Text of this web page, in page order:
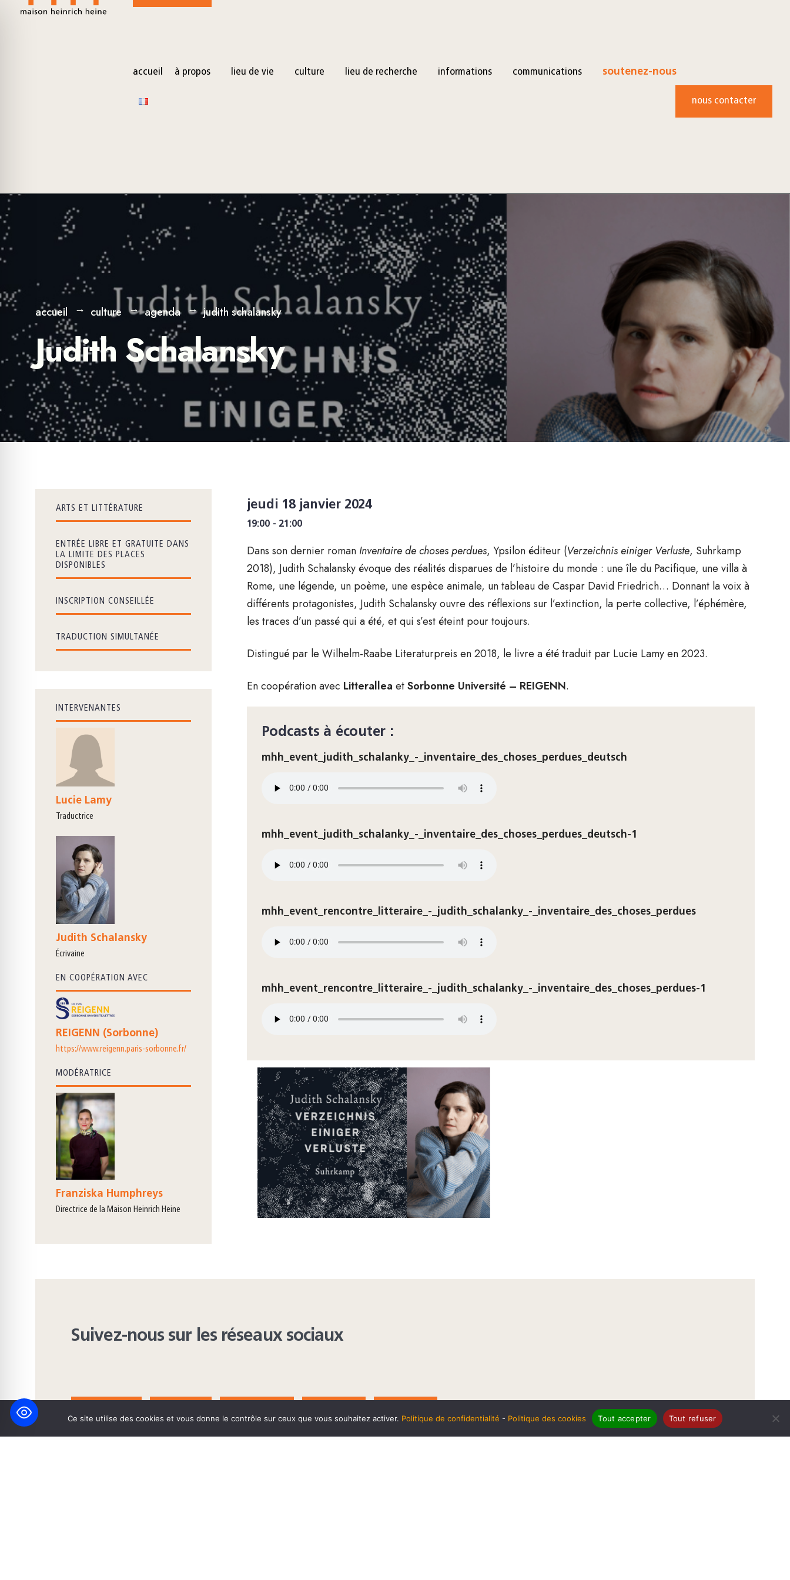
accueil à propos lieu de vie culture lieu de recherche informations communications soutenez-nous
nous contacter
accueil culture agenda judith schalansky
Judith Schalansky
jeudi 18 janvier 2024
19:00 - 21:00
Dans son dernier roman Inventaire de choses perdues, Ypsilon éditeur (Verzeichnis einiger Verluste, Suhrkamp
2018), Judith Schalansky évoque des réalités disparues de l’histoire du monde : une île du Pacifique, une villa à
Rome, une légende, un poème, une espèce animale, un tableau de Caspar David Friedrich… Donnant la voix à
différents protagonistes, Judith Schalansky ouvre des réflexions sur l’extinction, la perte collective, l’éphémère,
les traces d’un passé qui a été, et qui s’est éteint pour toujours.
Distingué par le Wilhelm-Raabe Literaturpreis en 2018, le livre a été traduit par Lucie Lamy en 2023.
En coopération avec Litterallea etSorbonne Université – REIGENN.
Podcasts à écouter :
mhh_event_judith_schalanky_-_inventaire_des_choses_perdues_deutsch
mhh_event_judith_schalanky_-_inventaire_des_choses_perdues_deutsch-1
mhh_event_rencontre_litteraire_-_judith_schalanky_-_inventaire_des_choses_perdues
mhh_event_rencontre_litteraire_-_judith_schalanky_-_inventaire_des_choses_perdues-1
ARTS ET LITTÉRATURE
ENTRÉE LIBRE ET GRATUITE DANS
LA LIMITE DES PLACES
DISPONIBLES
INSCRIPTION CONSEILLÉE
TRADUCTION SIMULTANÉE
INTERVENANTES
Lucie Lamy
traductrice
Judith Schalansky
écrivaine
EN COOPÉRATION AVEC
REIGENN (Sorbonne)
https://www.reigenn.paris-sorbonne.fr/
MODÉRATRICE
Franziska Humphreys
directrice de la Maison Heinrich Heine
Suivez-nous sur les réseaux sociaux
Ce site utilise des cookies et vous donne le contrôle sur ceux que vous souhaitez activer. Politique de confidentialité - Politique des cookies Tout accepter Tout refuser